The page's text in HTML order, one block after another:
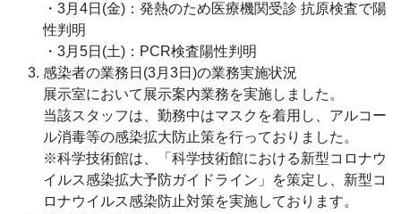
・3月4日(金)：発熱のため医療機関受診 抗原検査で陽
性判明
・3月5日(土)：PCR検査陽性判明
感染者の業務日(3月3日)の業務実施状況
展示室において展示案内業務を実施しました。
当該スタッフは、勤務中はマスクを着用し、アルコー
ル消毒等の感染拡大防止策を行っておりました。
※科学技術館は、「科学技術館における新型コロナウ
イルス感染拡大予防ガイドライン」を策定し、新型コ
ロナウイルス感染防止対策を実施しております。